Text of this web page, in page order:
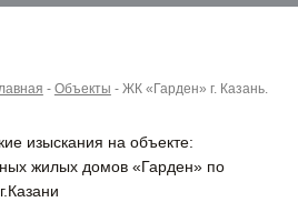
- Объекты - ЖК «Гарден» г. Казань.
изыскания на объекте:
жилых домов «Гарден» по